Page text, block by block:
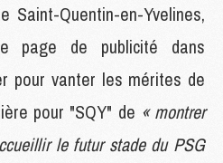
Saint-Quentin-en-Yvelines,
page de publicité dans
pour vanter les mérites de
pour "SQY" de « montrer
le futur stade du PSG